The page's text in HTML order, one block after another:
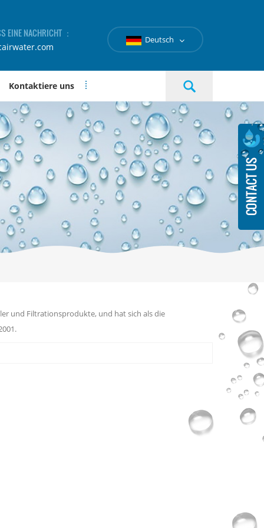
EINE NACHRICHT ：
Deutsch
Kontaktiere uns
und Filtrationsprodukte, und hat sich als die